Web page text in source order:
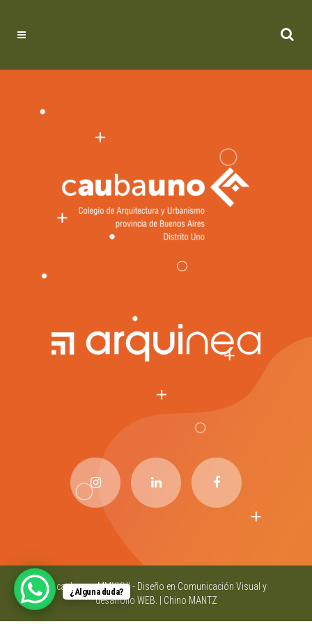
© caubauno MMXXVI - Diseño en Comunicación Visual y
desarrollo WEB. | Chino MANTZ
¿Alguna duda?